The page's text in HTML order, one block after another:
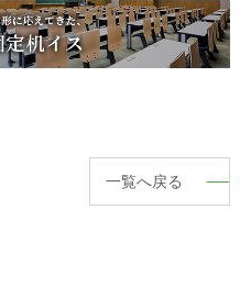
一覧へ戻る